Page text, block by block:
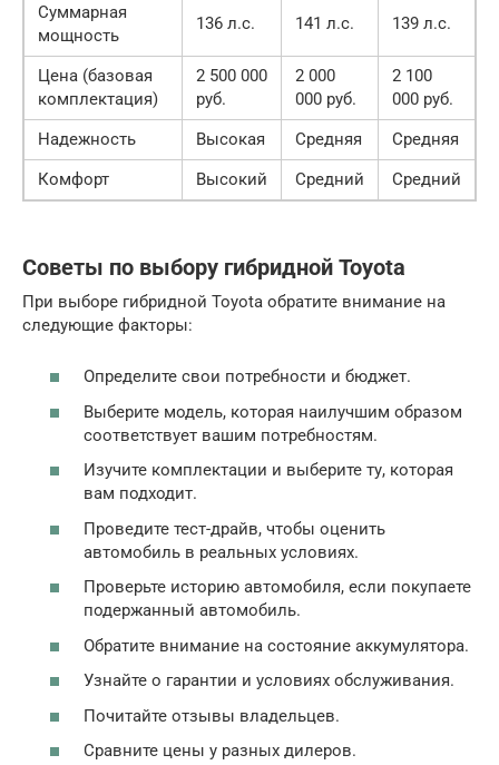
Суммарная
мощность
136 л.с. 141 л.с. 139 л.с.
Цена (базовая
комплектация)
2 500 000
руб.
2 000
000 руб.
2 100
000 руб.
Надежность
Высокая Средняя
Средняя
Комфорт
Высокий Средний Средний
Советы по выбору гибридной Toyota
При выборе гибридной Toyota обратите внимание на
следующие факторы:
Определите свои потребности и бюджет.
Выберите модель, которая наилучшим образом
соответствует вашим потребностям.
Изучите комплектации и выберите ту, которая
вам подходит.
Проведите тест-драйв, чтобы оценить
автомобиль в реальных условиях.
Проверьте историю автомобиля, если покупаете
подержанный автомобиль.
Обратите внимание на состояние аккумулятора.
Узнайте о гарантии и условиях обслуживания.
Почитайте отзывы владельцев.
Сравните цены у разных дилеров.